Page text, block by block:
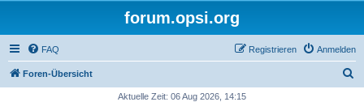
forum.opsi.org
FAQ Anmelden
Registrieren
Foren-Übersicht
Aktuelle Zeit: 06 Aug 2026, 14:15